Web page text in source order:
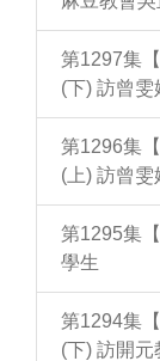
第1297集
(下) 訪曾雯
第1296集
(上) 訪曾雯
第1295集
學生
第1294集
(下) 訪開